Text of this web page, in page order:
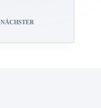
NÄCHSTER